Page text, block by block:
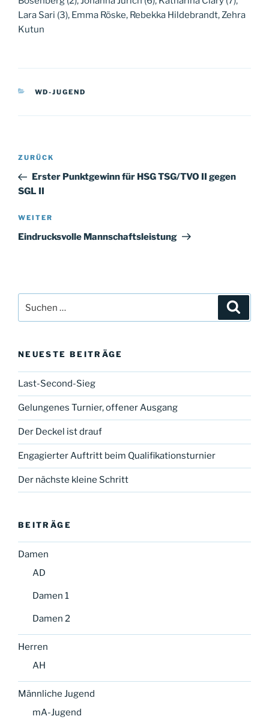
Lara Sari (3), Emma Röske, Rebekka Hildebrandt, Zehra
Kutun
KATEGORIEN
WD-JUGEND
Beitragsnavigation
Vorheriger
Beitrag
ZURÜCK
Erster Punktgewinn für HSG TSG/TVO II gegen
SGL II
Nächster
Beitrag
WEITER
Eindrucksvolle Mannschaftsleistung
nach:
NEUESTE BEITRÄGE
Last-Second-Sieg
Gelungenes Turnier, offener Ausgang
Der Deckel ist drauf
Engagierter Auftritt beim Qualifikationsturnier
Der nächste kleine Schritt
BEITRÄGE
Damen
AD
Damen 1
Damen 2
Herren
AH
Männliche Jugend
mA-Jugend